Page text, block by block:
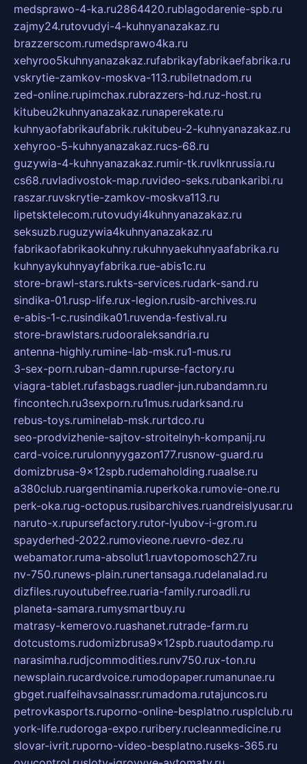
medsprawo-4-ka.ru2864420.rublagodarenie-spb.ru
zajmy24.rutovudyi-4-kuhnyanazakaz.ru
brazzerscom.rumedsprawo4ka.ru
xehyroo5kuhnyanazakaz.rufabrikayfabrikaefabrika.ru
vskrytie-zamkov-moskva-113.rubiletnadom.ru
zed-online.rupimchax.rubrazzers-hd.ruz-host.ru
kitubeu2kuhnyanazakaz.runaperekate.ru
kuhnyaofabrikaufabrik.rukitubeu-2-kuhnyanazakaz.ru
xehyroo-5-kuhnyanazakaz.rucs-68.ru
guzywia-4-kuhnyanazakaz.rumir-tk.ruvlknrussia.ru
cs68.ruvladivostok-map.ruvideo-seks.rubankaribi.ru
raszar.ruvskrytie-zamkov-moskva113.ru
lipetsktelecom.rutovudyi4kuhnyanazakaz.ru
seksuzb.ruguzywia4kuhnyanazakaz.ru
fabrikaofabrikaokuhny.rukuhnyaekuhnyaafabrika.ru
kuhnyaykuhnyayfabrika.rue-abis1c.ru
store-brawl-stars.rukts-services.rudark-sand.ru
sindika-01.rusp-life.rux-legion.rusib-archives.ru
e-abis-1-c.rusindika01.ruvenda-festival.ru
store-brawlstars.rudooraleksandria.ru
antenna-highly.rumine-lab-msk.ru1-mus.ru
3-sex-porn.ruban-damn.rupurse-factory.ru
viagra-tablet.rufasbags.ruadler-jun.rubandamn.ru
fincontech.ru3sexporn.ru1mus.rudarksand.ru
rebus-toys.ruminelab-msk.rurtdco.ru
seo-prodvizhenie-sajtov-stroitelnyh-kompanij.ru
card-voice.rurulonnyygazon177.rusnow-guard.ru
domizbrusa-9x12spb.rudemaholding.ruaalse.ru
a380club.ruargentinamia.ruperkoka.rumovie-one.ru
perk-oka.rug-octopus.rusibarchives.ruandreislyusar.ru
naruto-x.rupursefactory.rutor-lyubov-i-grom.ru
spayderhed-2022.rumovieone.ruevro-dez.ru
webamator.ruma-absolut1.ruavtopomosch27.ru
nv-750.runews-plain.runertansaga.rudelanalad.ru
dizfiles.ruyoutubefree.ruaria-family.ruroadli.ru
planeta-samara.rumysmartbuy.ru
matrasy-kemerovo.ruashanet.rutrade-farm.ru
dotcustoms.rudomizbrusa9x12spb.ruautodamp.ru
narasimha.rudjcommodities.runv750.rux-ton.ru
newsplain.rucardvoice.rumodopaper.rumanunae.ru
gbget.rualfeihavsalnassr.rumadoma.rutajuncos.ru
petrovkasports.ruporno-online-besplatno.rusplclub.ru
york-life.rudoroga-expo.ruribery.rucleanmedicine.ru
slovar-ivrit.ruporno-video-besplatno.ruseks-365.ru